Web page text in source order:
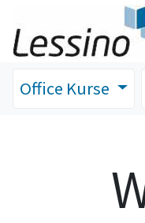
Office Kurse